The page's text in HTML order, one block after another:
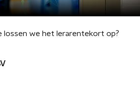
lossen we het lerarentekort op?